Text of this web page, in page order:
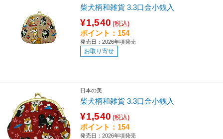
柴犬柄和雑貨 3.3口金小銭入
¥1,540 (税込)
ポイント：154
発売日：2026年頃発売
お取り寄せ
日本の美
柴犬柄和雑貨 3.3口金小銭入
¥1,540 (税込)
ポイント：154
発売日：2026年頃発売